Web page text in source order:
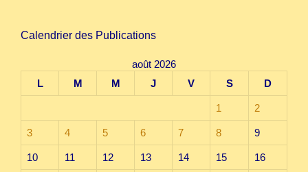
Calendrier des Publications
août 2026
L
M M J V S D
1 2
3 4 5 6 7 8 9
10 11 12 13 14 15 16